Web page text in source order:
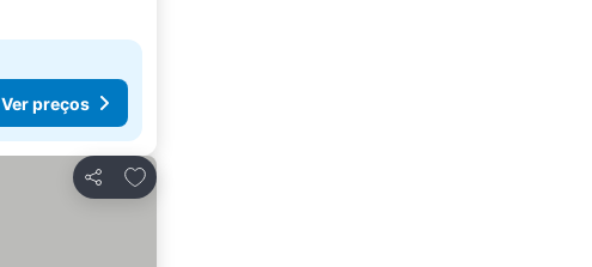
Ver preços
Partilhar
Adicionar aos favoritos